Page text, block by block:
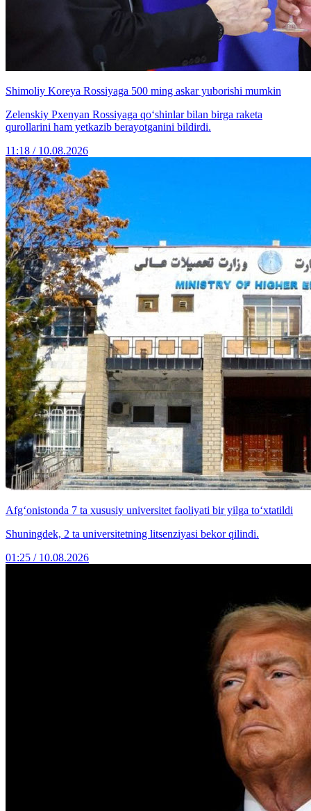
Shimoliy Koreya Rossiyaga 500 ming askar yuborishi mumkin
Zelenskiy Pxenyan Rossiyaga qo‘shinlar bilan birga raketa
qurollarini ham yetkazib berayotganini bildirdi.
11:18 / 10.08.2026
Afg‘onistonda 7 ta xususiy universitet faoliyati bir yilga to‘xtatildi
Shuningdek, 2 ta universitetning litsenziyasi bekor qilindi.
01:25 / 10.08.2026